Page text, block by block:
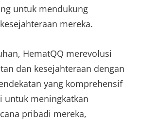
untuk mendukung
mereka.
HematQQ merevolusi
dan kesejahteraan dengan
yang komprehensif
untuk meningkatkan
pribadi mereka,